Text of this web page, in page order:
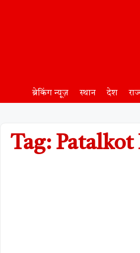
ब्रेकिंग न्यूज़ स्थान देश
Tag: Patalkot